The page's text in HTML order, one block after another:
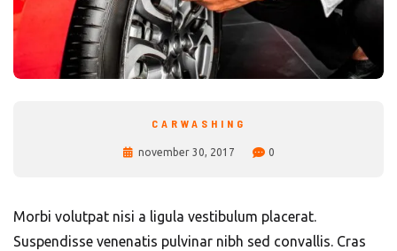
CARWASHING
november 30, 2017 0
Morbi volutpat nisi a ligula vestibulum placerat.
Suspendisse venenatis pulvinar nibh sed convallis. Cras